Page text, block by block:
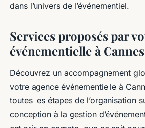
dans l’univers de l’événementiel.
Services proposés par
événementielle à Cannes
Découvrez un accompagnement
votre agence événementielle à
toutes les étapes de l’organisation
conception à la gestion